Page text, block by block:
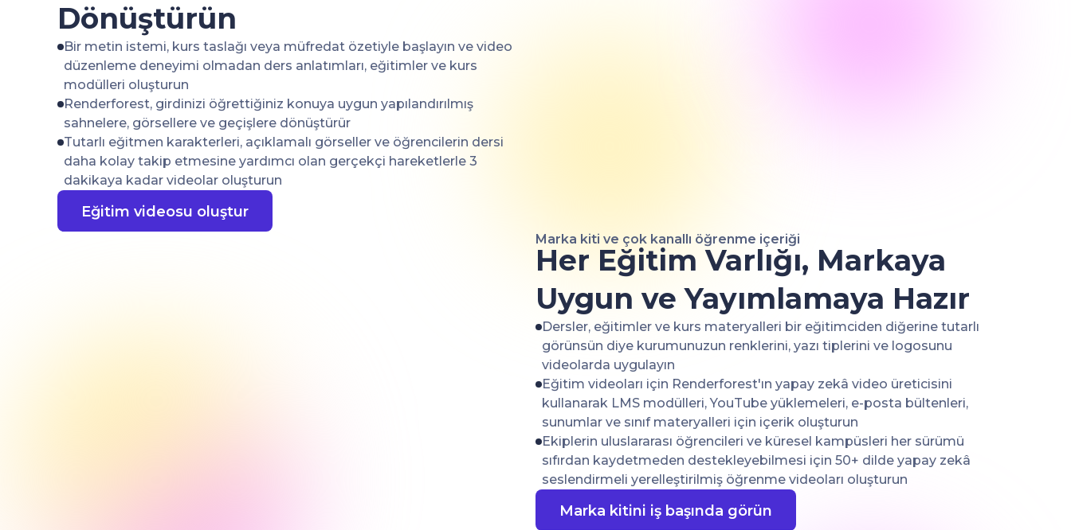
Dönüştürün
Bir metin istemi, kurs taslağı veya müfredat özetiyle başlayın ve video
düzenleme deneyimi olmadan ders anlatımları, eğitimler ve kurs
modülleri oluşturun
Renderforest, girdinizi öğrettiğiniz konuya uygun yapılandırılmış
sahnelere, görsellere ve geçişlere dönüştürür
Tutarlı eğitmen karakterleri, açıklamalı görseller ve öğrencilerin dersi
daha kolay takip etmesine yardımcı olan gerçekçi hareketlerle 3
dakikaya kadar videolar oluşturun
Eğitim videosu oluştur
Marka kiti ve çok kanallı öğrenme içeriği
Her Eğitim Varlığı, Markaya
Uygun ve Yayımlamaya Hazır
Dersler, eğitimler ve kurs materyalleri bir eğitimciden diğerine tutarlı
görünsün diye kurumunuzun renklerini, yazı tiplerini ve logosunu
videolarda uygulayın
Eğitim videoları için Renderforest'ın yapay zekâ video üreticisini
kullanarak LMS modülleri, YouTube yüklemeleri, e-posta bültenleri,
sunumlar ve sınıf materyalleri için içerik oluşturun
Ekiplerin uluslararası öğrencileri ve küresel kampüsleri her sürümü
sıfırdan kaydetmeden destekleyebilmesi için 50+ dilde yapay zekâ
seslendirmeli yerelleştirilmiş öğrenme videoları oluşturun
Marka kitini iş başında görün